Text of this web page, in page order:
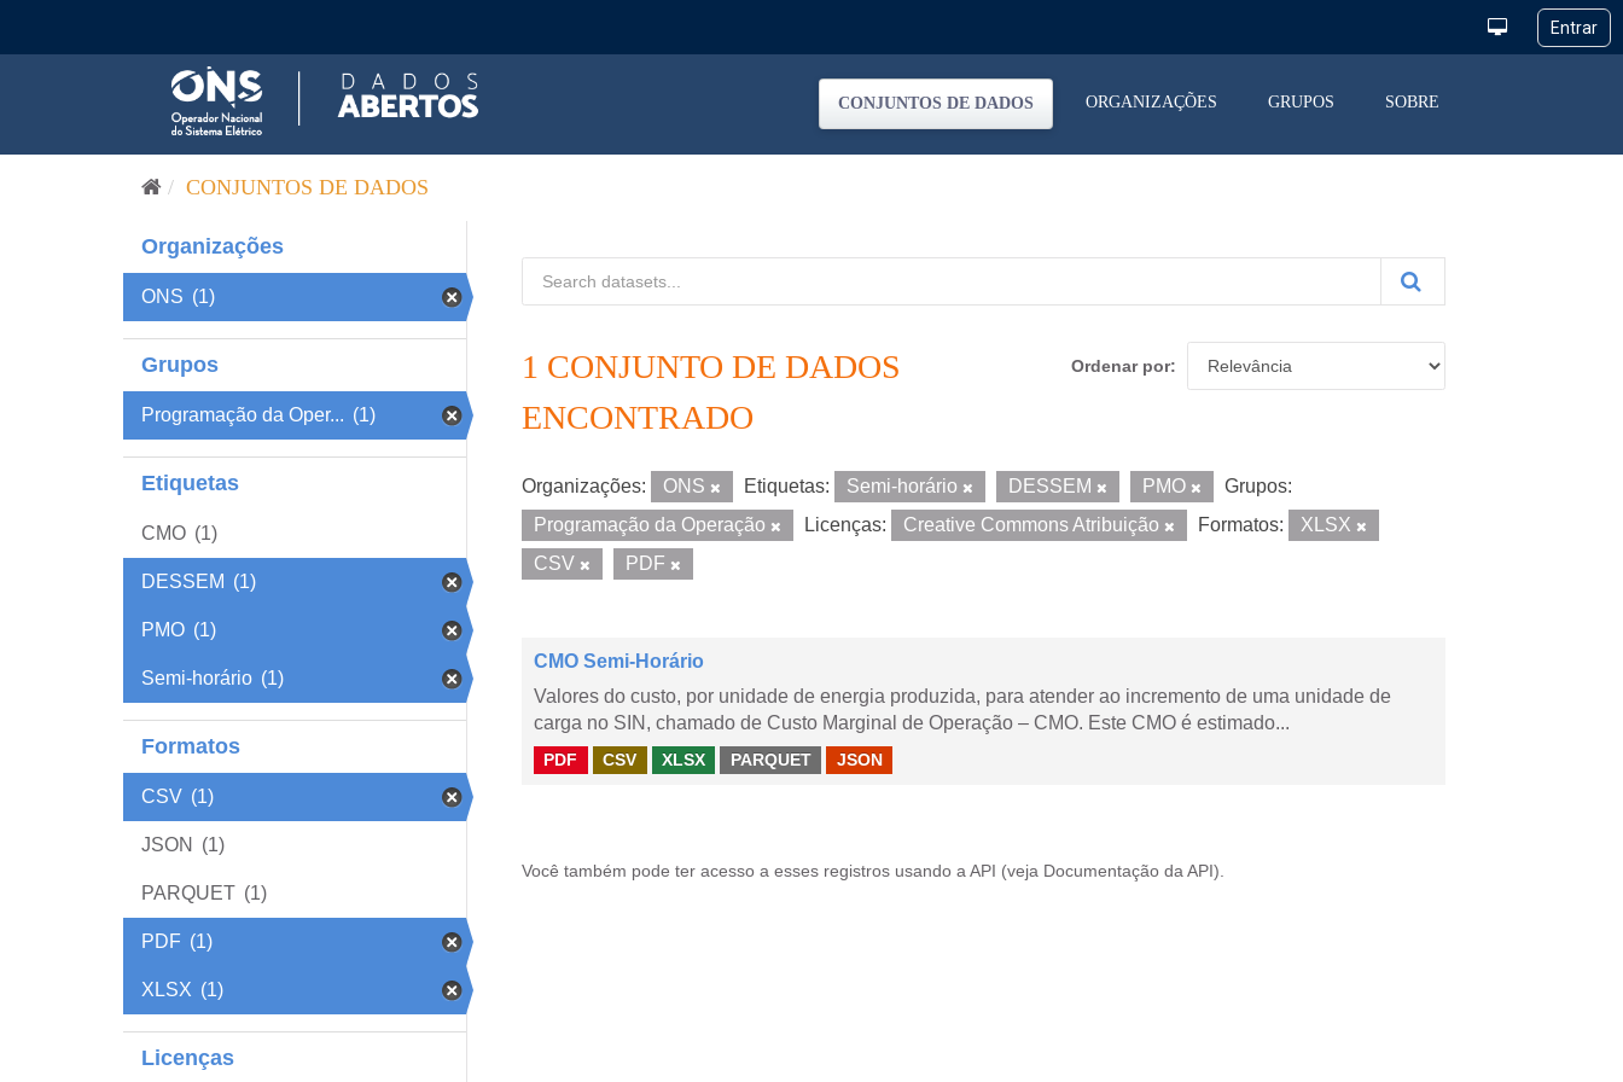
CONJUNTOS DE DADOS ORGANIZAÇÕES GRUPOS SOBRE
CONJUNTOS DE DADOS
Organizações
ONS (1)
Grupos
Programação da Oper... (1)
Etiquetas
CMO (1)
DESSEM (1)
PMO (1)
Semi-horário (1)
Formatos
CSV (1)
JSON (1)
PARQUET (1)
PDF (1)
XLSX (1)
Licenças
Ordenar por
1 CONJUNTO DE DADOS
ENCONTRADO
Organizações: ONS Etiquetas: Semi-horário DESSEM PMO
Grupos:
Programação da Operação
Licenças: Creative Commons Atribuição Formatos:
XLSX
CSV
PDF
CMO Semi-Horário
Valores do custo, por unidade de energia produzida, para atender ao incremento de uma unidade de
carga no SIN, chamado de Custo Marginal de Operação – CMO. Este CMO é estimado...
PDF CSV XLSX PARQUET JSON
Você também pode ter acesso a esses registros usando a API (veja Documentação da API ).